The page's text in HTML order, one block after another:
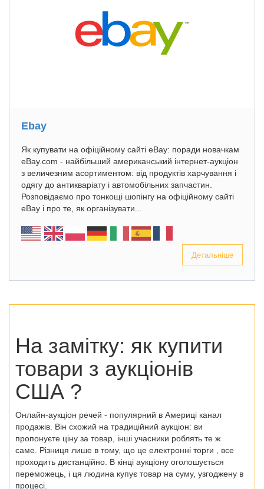
Ebay
Як купувати на офіційному сайті eBay: поради новачкам
eBay.com - найбільший американський інтернет-аукціон
з величезним асортиментом: від продуктів харчування і
одягу до антикваріату і автомобільних запчастин.
Розповідаємо про тонкощі шопінгу на офіційному сайті
eBay і про те, як організувати...
Детальніше
На замітку: як купити
товари з аукціонів
США ?
Онлайн-аукціон речей - популярний в Америці канал
продажів. Він схожий на традиційний аукціон: ви
пропонуєте ціну за товар, інші учасники роблять те ж
саме. Різниця лише в тому, що це електронні торги
, все
проходить дистанційно. В кінці аукціону оголошується
переможець, і ця людина купує товар на суму, узгоджену в
процесі.